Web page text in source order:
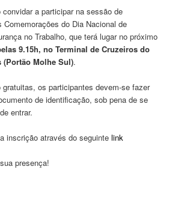
a participar na sessão de
Comemorações do Dia Nacional de
no Trabalho, que terá lugar no próximo
9.15h, no Terminal de Cruzeiros do
(Portão Molhe Sul).
os participantes devem-se fazer
de identificação, sob pena de se
entrar.
inscrição através do seguintelink
presença!